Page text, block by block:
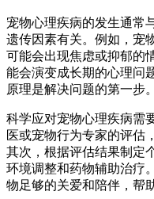
宠物心理疾病的发生通常
遗传因素有关。例如，宠
可能会出现焦虑或抑郁的
能会演变成长期的心理问
原理是解决问题的第一步。
科学应对宠物心理疾病需
医或宠物行为专家的评估
其次，根据评估结果制定
环境调整和药物辅助治疗
物足够的关爱和陪伴，帮